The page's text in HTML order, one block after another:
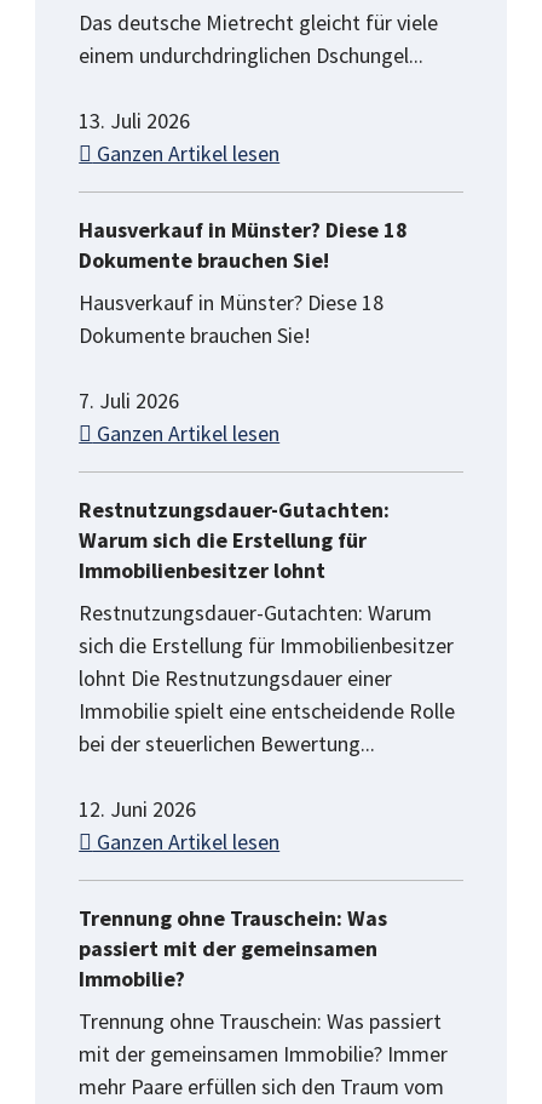
Das deutsche Mietrecht gleicht für viele
einem undurchdringlichen Dschungel...
13. Juli 2026
Ganzen Artikel lesen
Hausverkauf in Münster? Diese 18
Dokumente brauchen Sie!
Hausverkauf in Münster? Diese 18
Dokumente brauchen Sie!
7. Juli 2026
Ganzen Artikel lesen
Restnutzungsdauer-Gutachten:
Warum sich die Erstellung für
Immobilienbesitzer lohnt
Restnutzungsdauer-Gutachten: Warum
sich die Erstellung für Immobilienbesitzer
lohnt Die Restnutzungsdauer einer
Immobilie spielt eine entscheidende Rolle
bei der steuerlichen Bewertung...
12. Juni 2026
Ganzen Artikel lesen
Trennung ohne Trauschein: Was
passiert mit der gemeinsamen
Immobilie?
Trennung ohne Trauschein: Was passiert
mit der gemeinsamen Immobilie? Immer
mehr Paare erfüllen sich den Traum vom